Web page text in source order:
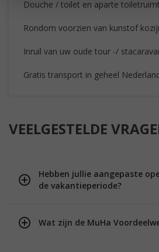
Douche / toilet en aparte
Rondom voorzien van kunstof
Inruil van uw oude tour -/
Gratis transport in geheel
VEELGESTELDE
Hebben jullie aangepaste
de vakantieperiode?
Wat zijn de MuHa